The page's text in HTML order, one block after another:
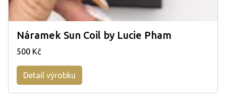
Náramek Sun Coil by Lucie Pham
500 Kč
Detail výrobku